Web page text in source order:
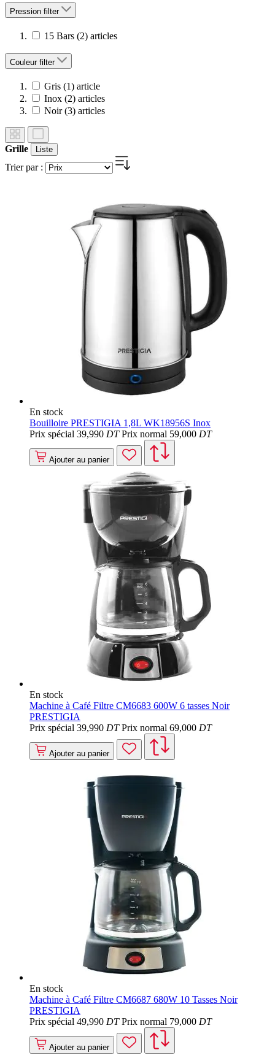
Pression filter
15 Bars (2) articles
Couleur filter
Gris (1) article
Inox (2) articles
Noir (3) articles
Grille Liste
Trier par :
En stock
Bouilloire PRESTIGIA 1,8L WK18956S Inox
Prix spécial 39,990 DT Prix normal 59,000 DT
Ajouter au panier
En stock
Machine à Café Filtre CM6683 600W 6 tasses Noir
PRESTIGIA
Prix spécial 39,990 DT Prix normal 69,000 DT
Ajouter au panier
En stock
Machine à Café Filtre CM6687 680W 10 Tasses Noir
PRESTIGIA
Prix spécial 49,990 DT Prix normal 79,000 DT
Ajouter au panier